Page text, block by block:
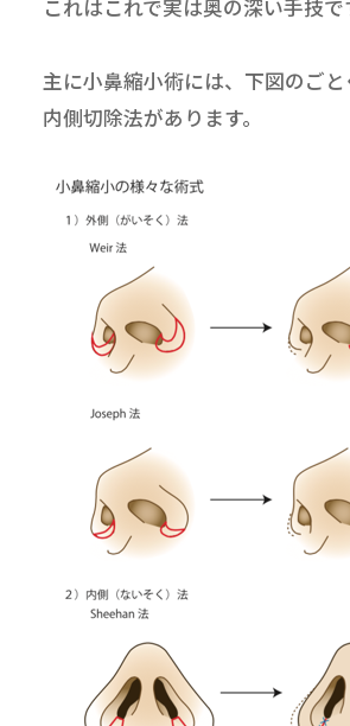
これはこれで実は奥の深い手技で
主に小鼻縮小術には、下図のご
内側切除法があります。